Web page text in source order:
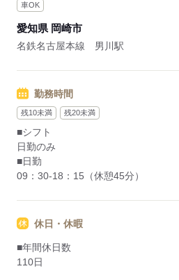
車OK
愛知県 岡崎市
名鉄名古屋本線 男川駅
勤務時間
残10未満 残20未満
■シフト
日勤のみ
■日勤
09：30-18：15（休憩45分）
休日・休暇
■年間休日数
110日